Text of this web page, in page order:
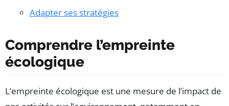
Adapter ses stratégies
Comprendre l’empreinte
écologique
L’empreinte écologique est une mesure de l’impact de